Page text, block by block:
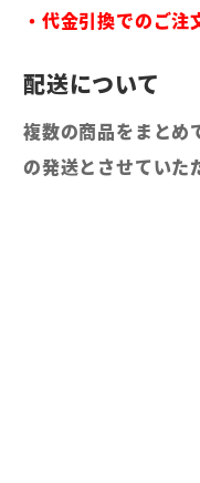
・代金引換でのご
複数の商品をまとめ
の発送とさせていた